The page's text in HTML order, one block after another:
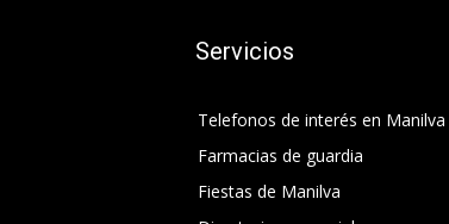
Servicios
Telefonos de interés en Manilva
Farmacias de guardia
Fiestas de Manilva